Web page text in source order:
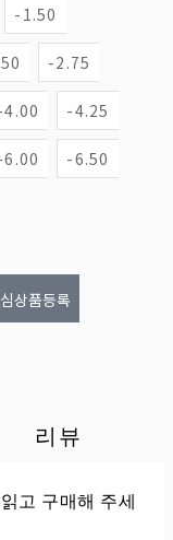
-1.50
-2.75
4.00 -4.25
6.00 -6.50
상품등록
리뷰
고 구매해 주세